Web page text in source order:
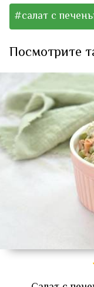
#салат с
Посмотрите